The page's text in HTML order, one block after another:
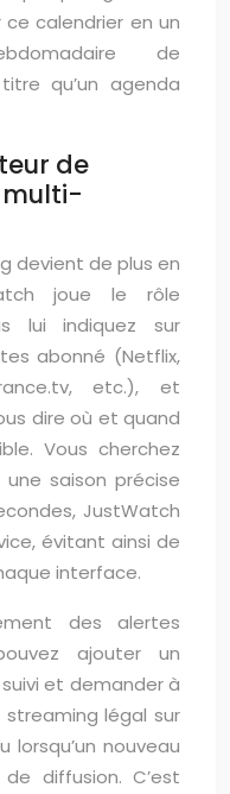
calendrier en un
de
qu’un agenda
de
multi-
devient de plus en
joue le rôle
lui indiquez sur
abonné (Netflix,
etc.), et
dire où et quand
Vous cherchez
saison précise
JustWatch
évitant ainsi de
interface.
des alertes
ajouter un
et demander à
streaming légal sur
lorsqu’un nouveau
diffusion. C’est